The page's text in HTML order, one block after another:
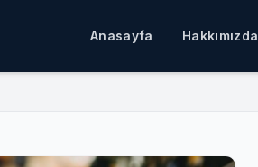
Anasayfa Hakkımızda